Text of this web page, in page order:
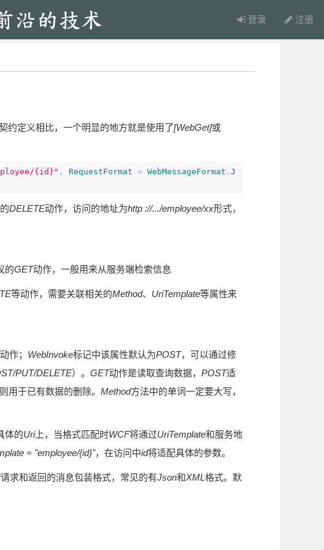
登录 注册
约定义相比，一个明显的地方就是使用了[WebGet]或
{id}" , RequestFormat = WebMessageFormat . J
DELETE动作，访问的地址为http ://.../employee/xx形式，
的GET动作，一般用来从服务端检索信息
等动作，需要关联相关的Method、 UriTemplate等属性来
动作； WebInvoke标记中该属性默认为POST，可以通过修
PUT/DELETE）。 GET动作是读取查询数据， POST适
则用于已有数据的删除。 Method方法中的单词一定要大写，
体的Uri上，当格式匹配时WCF将通过UriTemplate和服务地
= "employee/{id}"，在访问中id将适配具体的参数。
请求和返回的消息包装格式，常见的有Json和XML格式。默